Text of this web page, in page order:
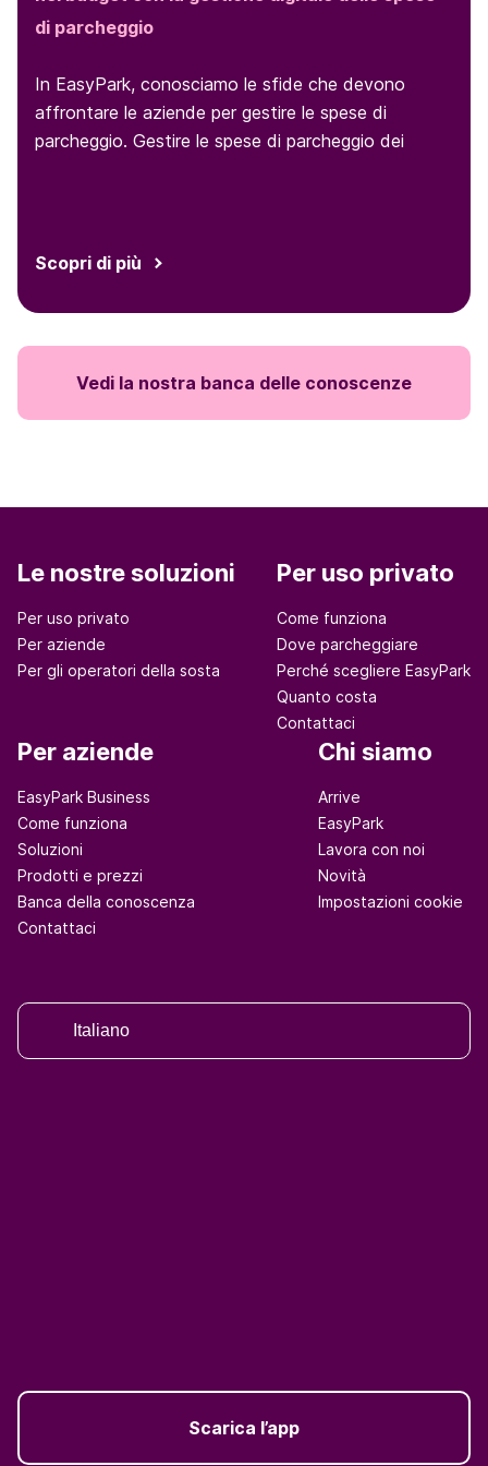
di parcheggio
In EasyPark, conosciamo le sfide che devono
affrontare le aziende per gestire le spese di
parcheggio. Gestire le spese di parcheggio dei
costi. Ecco perché EasyPark Business offre una
friendly e un sistema ottimizzato di fatturazione
relative al parcheggio, generando maggiore
efficienza e soddisfazione dei dipendenti.
Scopri di più
Vedi la nostra banca delle conoscenze
Le nostre soluzioni
Per uso privato
Per aziende
Per gli operatori della sosta
Per uso privato
Come funziona
Dove parcheggiare
Perché scegliere EasyPark
Quanto costa
Contattaci
Per aziende
EasyPark Business
Come funziona
Soluzioni
Prodotti e prezzi
Banca della conoscenza
Contattaci
Chi siamo
Arrive
EasyPark
Lavora con noi
Novità
Impostazioni cookie
Italiano
Scarica l’app